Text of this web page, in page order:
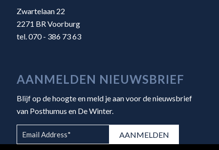
Zwartelaan 22
2271 BR Voorburg
tel. 070 - 386 73 63
AANMELDEN NIEUWSBRIEF
Blijf op de hoogte en meld je aan voor de nieuwsbrief
van Posthumus en De Winter.